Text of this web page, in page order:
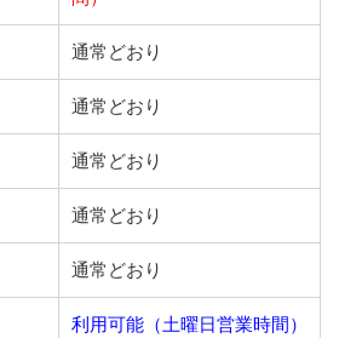
通常どおり
通常どおり
通常どおり
通常どおり
通常どおり
利用可能（土曜日営業時間）